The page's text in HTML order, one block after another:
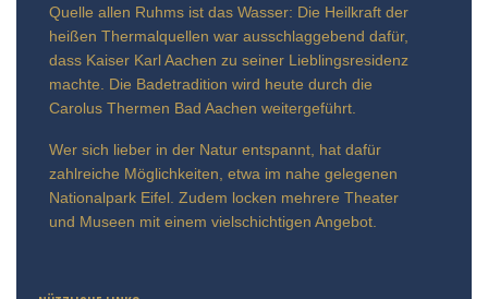
Quelle allen Ruhms ist das Wasser: Die Heilkraft der
heißen Thermalquellen war ausschlaggebend dafür,
dass Kaiser Karl Aachen zu seiner Lieblingsresidenz
machte. Die Badetradition wird heute durch die
Carolus Thermen Bad Aachen weitergeführt.
Wer sich lieber in der Natur entspannt, hat dafür
zahlreiche Möglichkeiten, etwa im nahe gelegenen
Nationalpark Eifel. Zudem locken mehrere Theater
und Museen mit einem vielschichtigen Angebot.